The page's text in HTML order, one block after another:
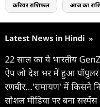
करियर राशिफल आज का
Latest News in Hindi »
22 साल का ये भारतीय
ऐप जो देश भर में हुआ पॉपुलर
रणबीर...'रामायण' में किसने
सोशल मीडिया पर बना सस्पेंस